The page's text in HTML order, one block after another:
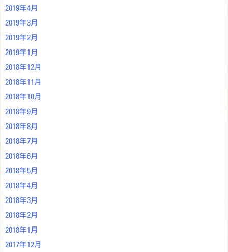
2019年4月
2019年3月
2019年2月
2019年1月
2018年12月
2018年11月
2018年10月
2018年9月
2018年8月
2018年7月
2018年6月
2018年5月
2018年4月
2018年3月
2018年2月
2018年1月
2017年12月